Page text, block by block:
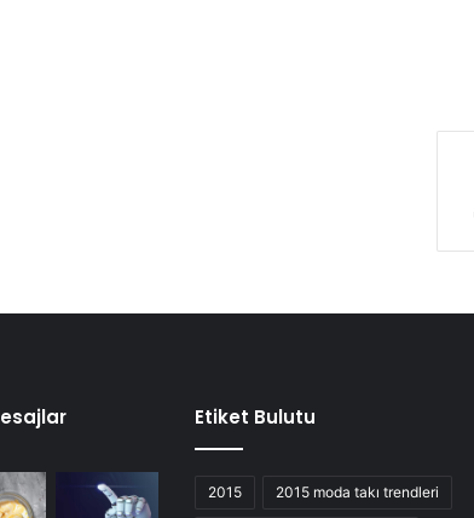
Etiket Bulutu
2015 2015 moda takı trendleri